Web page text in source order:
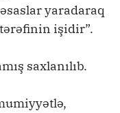
yaradaraq
işidir”.
saxlanılıb.